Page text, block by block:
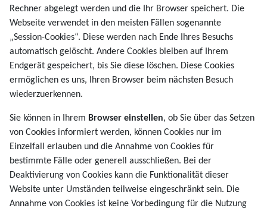
Rechner abgelegt werden und die Ihr Browser speichert. Die
Webseite verwendet in den meisten Fällen sogenannte
„Session-Cookies“. Diese werden nach Ende Ihres Besuchs
automatisch gelöscht. Andere Cookies bleiben auf Ihrem
Endgerät gespeichert, bis Sie diese löschen. Diese Cookies
ermöglichen es uns, Ihren Browser beim nächsten Besuch
wiederzuerkennen.
Sie können in Ihrem Browser einstellen, ob Sie über das Setzen
von Cookies informiert werden, können Cookies nur im
Einzelfall erlauben und die Annahme von Cookies für
bestimmte Fälle oder generell ausschließen. Bei der
Deaktivierung von Cookies kann die Funktionalität dieser
Website unter Umständen teilweise eingeschränkt sein. Die
Annahme von Cookies ist keine Vorbedingung für die Nutzung